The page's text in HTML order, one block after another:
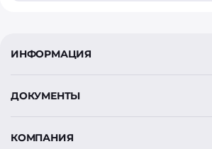
ИНФОРМАЦИЯ
ДОКУМЕНТЫ
КОМПАНИЯ